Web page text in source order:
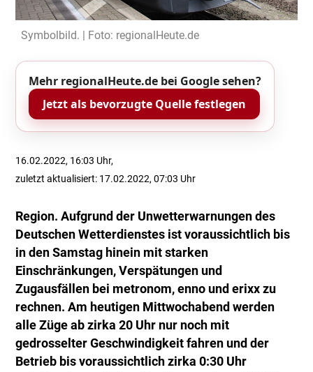
Symbolbild. | Foto: regionalHeute.de
Mehr regionalHeute.de bei Google sehen?
Jetzt als bevorzugte Quelle festlegen
16.02.2022, 16:03 Uhr,
zuletzt aktualisiert: 17.02.2022, 07:03 Uhr
Region. Aufgrund der Unwetterwarnungen des
Deutschen Wetterdienstes ist voraussichtlich bis
in den Samstag hinein mit starken
Einschränkungen, Verspätungen und
Zugausfällen bei metronom, enno und erixx zu
rechnen. Am heutigen Mittwochabend werden
alle Züge ab zirka 20 Uhr nur noch mit
gedrosselter Geschwindigkeit fahren und der
Betrieb bis voraussichtlich zirka 0:30 Uhr